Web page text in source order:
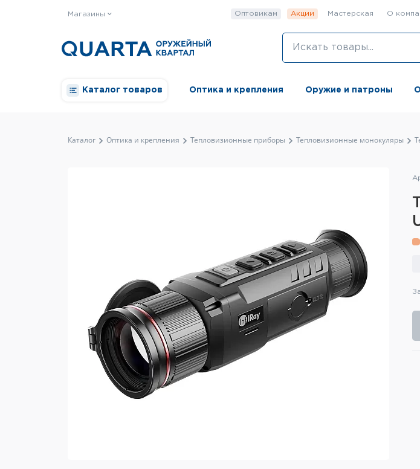
Магазины Оптовикам Акции Мастерская О
Каталог товаров Оптика и крепления Оружие и патроны
Каталог Оптика и крепления Тепловизионные приборы Тепловизионные монокуляры